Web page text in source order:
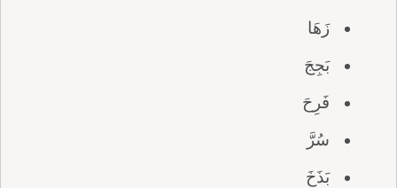
زَهَا
بَجِجَ
فَرِحَ
سُرَّ
بَذَخَ